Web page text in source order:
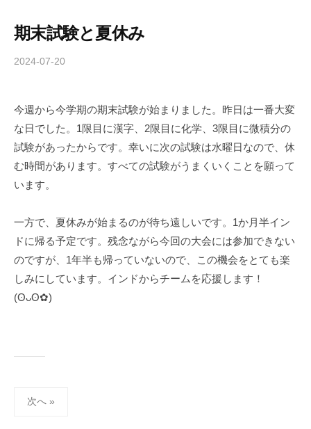
m
期末試験と夏休み
2024-07-20
h
b
a
r
m
u
l
今週から今学期の期末試験が始まりました。昨日は一番大変
な日でした。1限目に漢字、2限目に化学、3限目に微積分の
試験があったからです。幸いに次の試験は水曜日なので、休
む時間があります。すべての試験がうまくいくことを願って
います。
一方で、夏休みが始まるのが待ち遠しいです。1か月半イン
ドに帰る予定です。残念ながら今回の大会には参加できない
のですが、1年半も帰っていないので、この機会をとても楽
しみにしています。インドからチームを応援します！
(⁠ʘ⁠ᴗ⁠ʘ⁠✿⁠)
次へ »